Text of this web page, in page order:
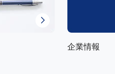
企業情報